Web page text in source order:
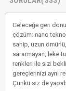
Geleceğe geri
çözüm: nano
sahip, uzun
sararmayan, leke
renkleri ile sizi
gereçlerinizi aynı
Çünkü siz de